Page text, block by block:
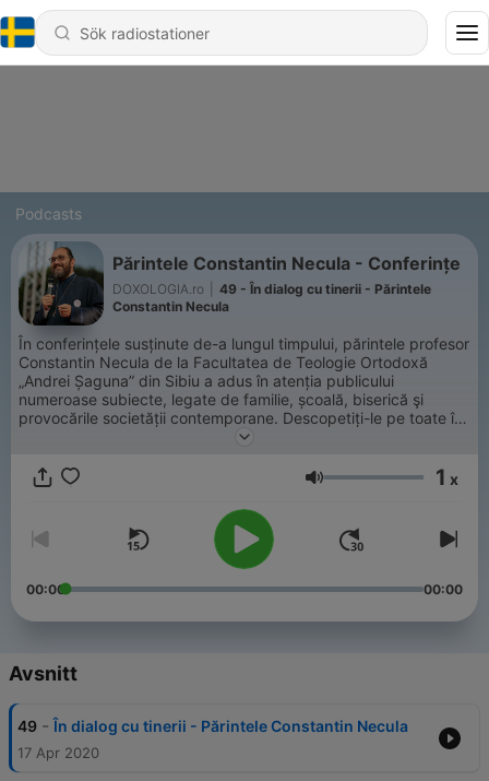
Podcasts
Părintele Constantin Necula - Conferințe
DOXOLOGIA.ro
49 - În dialog cu tinerii - Părintele
Constantin Necula
În conferințele susținute de-a lungul timpului, părintele profesor
Constantin Necula de la Facultatea de Teologie Ortodoxă
„Andrei Șaguna” din Sibiu a adus în atenția publicului
numeroase subiecte, legate de familie, școală, biserică şi
provocările societății contemporane. Descopetiți-le pe toate în
noul nostru playlist de Spotify, apoi dați-le de veste și
Volym 1 x
00:00 00:00
Avsnitt
49 - În dialog cu tinerii - Părintele Constantin Necula
17 Apr 2020